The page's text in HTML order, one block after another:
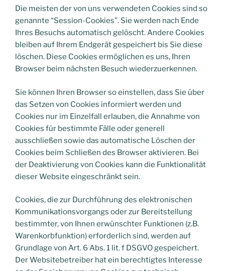
Die meisten der von uns verwendeten Cookies sind so
genannte “Session-Cookies”. Sie werden nach Ende
Ihres Besuchs automatisch gelöscht. Andere Cookies
bleiben auf Ihrem Endgerät gespeichert bis Sie diese
löschen. Diese Cookies ermöglichen es uns, Ihren
Browser beim nächsten Besuch wiederzuerkennen.
Sie können Ihren Browser so einstellen, dass Sie über
das Setzen von Cookies informiert werden und
Cookies nur im Einzelfall erlauben, die Annahme von
Cookies für bestimmte Fälle oder generell
ausschließen sowie das automatische Löschen der
Cookies beim Schließen des Browser aktivieren. Bei
der Deaktivierung von Cookies kann die Funktionalität
dieser Website eingeschränkt sein.
Cookies, die zur Durchführung des elektronischen
Kommunikationsvorgangs oder zur Bereitstellung
bestimmter, von Ihnen erwünschter Funktionen (z.B.
Warenkorbfunktion) erforderlich sind, werden auf
Grundlage von Art. 6 Abs. 1 lit. f DSGVO gespeichert.
Der Websitebetreiber hat ein berechtigtes Interesse